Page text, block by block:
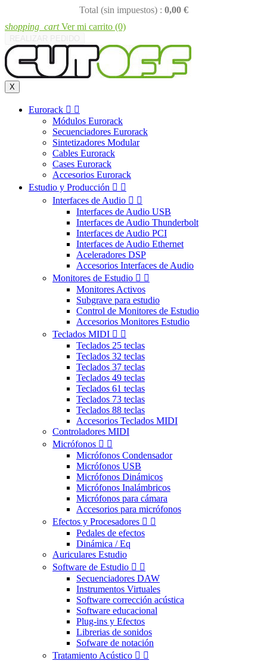
Total (sin impuestos) : 0,00 €
shopping_cart Ver mi carrito (0)
X
Eurorack  
Módulos Eurorack
Secuenciadores Eurorack
Sintetizadores Modular
Cables Eurorack
Cases Eurorack
Accesorios Eurorack
Estudio y Producción  
Interfaces de Audio  
Interfaces de Audio USB
Interfaces de Audio Thunderbolt
Interfaces de Audio PCI
Interfaces de Audio Ethernet
Aceleradores DSP
Accesorios Interfaces de Audio
Monitores de Estudio  
Monitores Activos
Subgrave para estudio
Control de Monitores de Estudio
Accesorios Monitores Estudio
Teclados MIDI  
Teclados 25 teclas
Teclados 32 teclas
Teclados 37 teclas
Teclados 49 teclas
Teclados 61 teclas
Teclados 73 teclas
Teclados 88 teclas
Accesorios Teclados MIDI
Controladores MIDI
Micrófonos  
Micrófonos Condensador
Micrófonos USB
Micrófonos Dinámicos
Micrófonos Inalámbricos
Micrófonos para cámara
Accesorios para micrófonos
Efectos y Procesadores  
Pedales de efectos
Dinámica / Eq
Auriculares Estudio
Software de Estudio  
Secuenciadores DAW
Instrumentos Virtuales
Software corrección acústica
Software educacional
Plug-ins y Efectos
Librerias de sonidos
Sofware de notación
Tratamiento Acústico  